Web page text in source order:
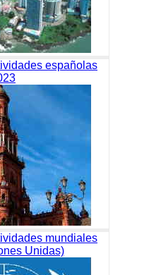
españolas
mundiales
Unidas)